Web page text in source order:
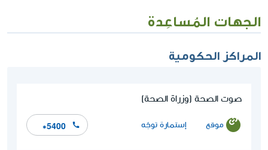
الجهات المُساعِدة
المراكز الحكومية
صوت الصحة (وزراة الصحة)
موقع إستمارة توجّه *5400